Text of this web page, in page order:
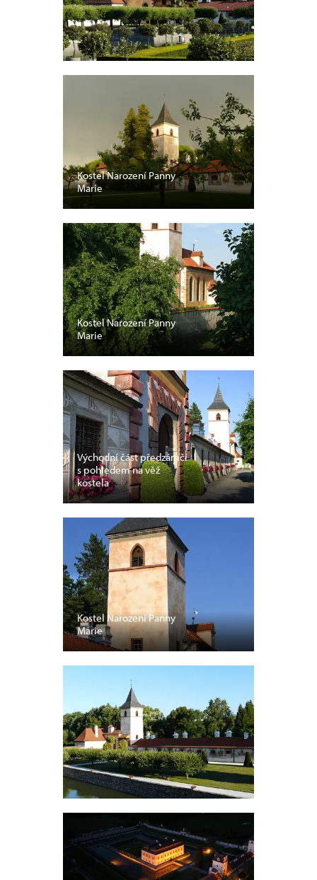
Kostel Narození Panny
Marie
Kostel Narození Panny
Marie
Východní část předzámčí
s pohledem na věž
kostela
Kostel Narození Panny
Marie